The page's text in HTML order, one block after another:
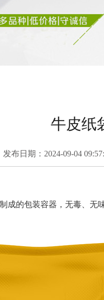
牛皮纸
发布日期：2024-09-04
的包装容器，无毒、无